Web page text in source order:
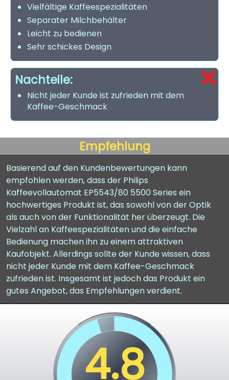
Vielfältige Kaffeespezialitäten
Separater Milchbehälter
Leicht zu bedienen
Sehr schickes Design
Nachteile:
Nicht jeder Kunde ist zufrieden mit dem
Kaffee-Geschmack
Empfehlung
Basierend auf den Kundenbewertungen kann
empfohlen werden, dass der Philips
Kaffeevollautomat EP5543/80 5500 Series ein
hochwertiges Produkt ist, das sowohl von der Optik
als auch von der Funktionalität her überzeugt. Die
Vielzahl an Kaffeespezialitäten und die einfache
Bedienung machen ihn zu einem attraktiven
Kaufobjekt. Allerdings sollte der Kunde wissen, dass
nicht jeder Kunde mit dem Kaffee-Geschmack
zufrieden ist. Insgesamt ist jedoch das Produkt ein
gutes Angebot, das Empfehlungen verdient.